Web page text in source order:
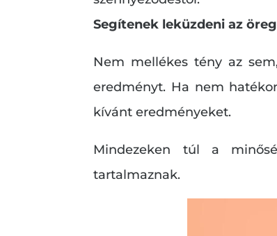
Segítenek leküzdeni az
Nem mellékes tény az
eredményt. Ha nem
kívánt eredményeket.
Mindezeken túl a
tartalmaznak.